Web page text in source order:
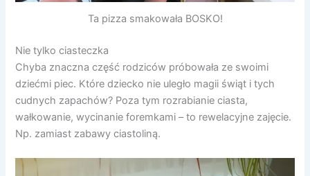
Ta pizza smakowała BOSKO!
Nie tylko ciasteczka
Chyba znaczna część rodziców próbowała ze swoimi
dziećmi piec. Które dziecko nie uległo magii świąt i tych
cudnych zapachów? Poza tym rozrabianie ciasta,
wałkowanie, wycinanie foremkami – to rewelacyjne zajęcie.
Np. zamiast zabawy ciastoliną.